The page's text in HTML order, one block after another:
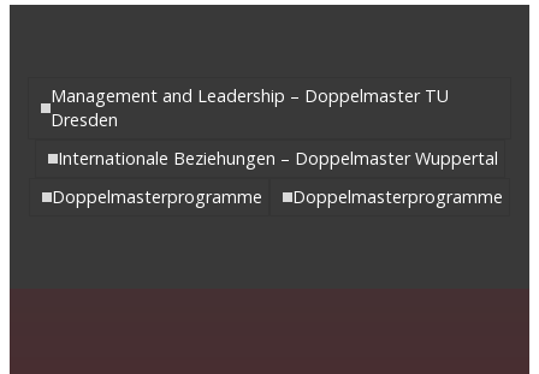
Management and Leadership – Doppelmaster TU
Dresden
Internationale Beziehungen – Doppelmaster Wuppertal
Doppelmasterprogramme
Doppelmasterprogramme